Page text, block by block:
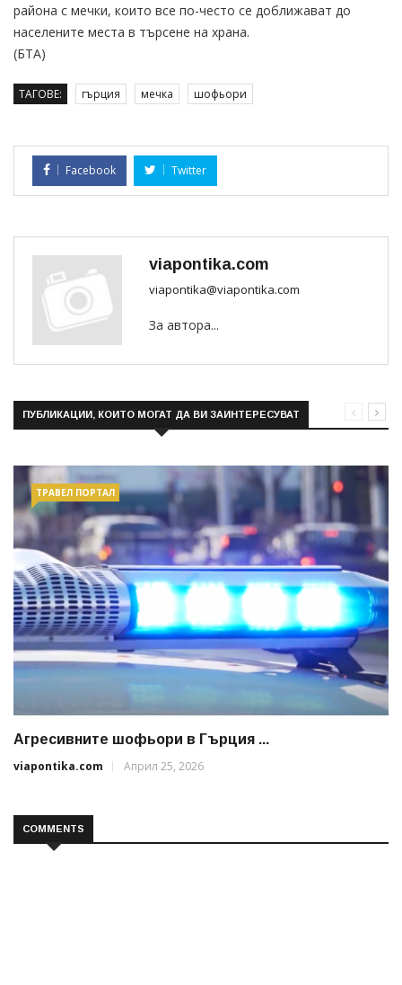
района с мечки, които все по-често се доближават до
населените места в търсене на храна.
(БТА)
ТАГОВЕ: гърция мечка шофьори
Facebook Twitter
viapontika.com
viapontika@viapontika.com
За автора...
ПУБЛИКАЦИИ, КОИТО МОГАТ ДА ВИ ЗАИНТЕРЕСУВАТ
ТРАВЕЛ ПОРТАЛ
Агресивните шофьори в Гърция ...
viapontika.com
Април 25, 2026
COMMENTS